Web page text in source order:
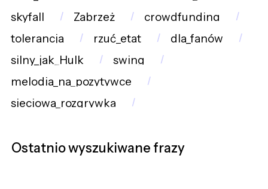
skyfall
Zabrzeż
crowdfunding
tolerancja
rzuć_etat
dla_fanów
silny_jak_Hulk
swing
melodia_na_pozytywce
sieciowa_rozgrywka
Ostatnio wyszukiwane frazy